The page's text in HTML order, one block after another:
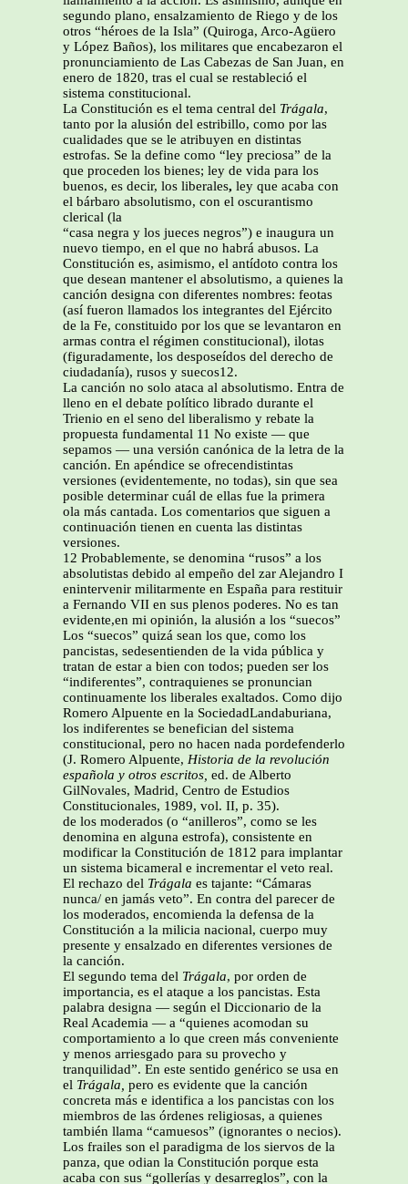
segundo plano, ensalzamiento de Riego y de los
otros “héroes de la Isla” (Quiroga, Arco-Agüero
y López Baños), los militares que encabezaron el
pronunciamiento de Las Cabezas de San Juan, en
enero de 1820, tras el cual se restableció el
sistema constitucional.
La Constitución es el tema central del Trágala,
tanto por la alusión del estribillo, como por las
cualidades que se le atribuyen en distintas
estrofas. Se la define como “ley preciosa” de la
que proceden los bienes; ley de vida para los
buenos, es decir, los liberales, ley que acaba con
el bárbaro absolutismo, con el oscurantismo
clerical (la
“casa negra y los jueces negros”) e inaugura un
nuevo tiempo, en el que no habrá abusos. La
Constitución es, asimismo, el antídoto contra los
que desean mantener el absolutismo, a quienes la
canción designa con diferentes nombres: feotas
(así fueron llamados los integrantes del Ejército
de la Fe, constituido por los que se levantaron en
armas contra el régimen constitucional), ilotas
(figuradamente, los desposeídos del derecho de
ciudadanía), rusos y suecos12.
La canción no solo ataca al absolutismo. Entra de
lleno en el debate político librado durante el
Trienio en el seno del liberalismo y rebate la
propuesta fundamental 11 No existe — que
sepamos — una versión canónica de la letra de la
canción. En apéndice se ofrecendistintas
versiones (evidentemente, no todas), sin que sea
posible determinar cuál de ellas fue la primera
ola más cantada. Los comentarios que siguen a
continuación tienen en cuenta las distintas
versiones.
12 Probablemente, se denomina “rusos” a los
absolutistas debido al empeño del zar Alejandro I
enintervenir militarmente en España para restituir
a Fernando VII en sus plenos poderes. No es tan
evidente,en mi opinión, la alusión a los “suecos”
Los “suecos” quizá sean los que, como los
pancistas, sedesentienden de la vida pública y
tratan de estar a bien con todos; pueden ser los
“indiferentes”, contraquienes se pronuncian
continuamente los liberales exaltados. Como dijo
Romero Alpuente en la SociedadLandaburiana,
los indiferentes se benefician del sistema
constitucional, pero no hacen nada pordefenderlo
(J. Romero Alpuente, Historia de la revolución
española y otros escritos, ed. de Alberto
GilNovales, Madrid, Centro de Estudios
Constitucionales, 1989, vol. II, p. 35).
de los moderados (o “anilleros”, como se les
denomina en alguna estrofa), consistente en
modificar la Constitución de 1812 para implantar
un sistema bicameral e incrementar el veto real.
El rechazo del Trágala es tajante: “Cámaras
nunca/ en jamás veto”. En contra del parecer de
los moderados, encomienda la defensa de la
Constitución a la milicia nacional, cuerpo muy
presente y ensalzado en diferentes versiones de
la canción.
El segundo tema del Trágala, por orden de
importancia, es el ataque a los pancistas. Esta
palabra designa — según el Diccionario de la
Real Academia — a “quienes acomodan su
comportamiento a lo que creen más conveniente
y menos arriesgado para su provecho y
tranquilidad”. En este sentido genérico se usa en
el Trágala, pero es evidente que la canción
concreta más e identifica a los pancistas con los
miembros de las órdenes religiosas, a quienes
también llama “camuesos” (ignorantes o necios).
Los frailes son el paradigma de los siervos de la
panza, que odian la Constitución porque esta
acaba con sus “gollerías y desarreglos”, con la